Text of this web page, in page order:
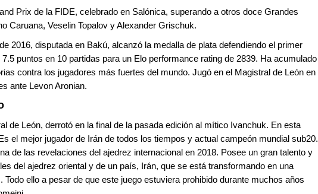
Prix de la FIDE, celebrado en Salónica, superando a otros doce Grandes
Caruana, Veselin Topalov y Alexander Grischuk.
2016, disputada en Bakú, alcanzó la medalla de plata defendiendo el primer
puntos en 10 partidas para un Elo performance rating de 2839. Ha acumulado
contra los jugadores más fuertes del mundo. Jugó en el Magistral de León en
ante Levon Aronian.
de León, derrotó en la final de la pasada edición al mítico Ivanchuk. En esta
el mejor jugador de Irán de todos los tiempos y actual campeón mundial sub20.
de las revelaciones del ajedrez internacional en 2018. Posee un gran talento y
del ajedrez oriental y de un país, Irán, que se está transformando en una
Todo ello a pesar de que este juego estuviera prohibido durante muchos años